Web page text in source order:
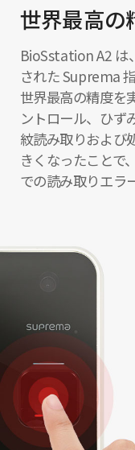
世界最高の
BioSstation A2 は
された Suprema
世界最高の精度を
ントロール、ひず
紋読み取りおよび
きくなったことで
での読み取りエラ